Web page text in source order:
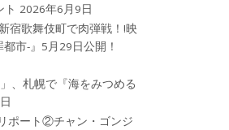
ト 2026年6月9日
宿歌舞伎町で肉弾戦！!映
都市-』5月29日公開！
、札幌で『海をみつめる
ポート②チャン・ゴンジ